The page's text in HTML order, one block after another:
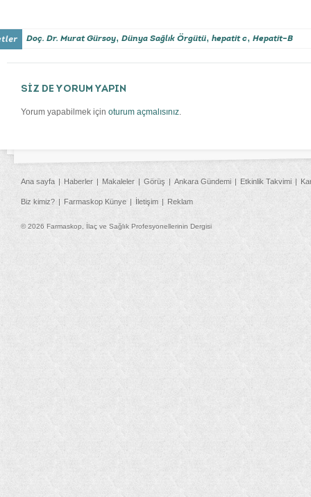
Doç. Dr. Murat Gürsoy, Dünya Sağlık Örgütü, hepatit c, Hepatit–B
SİZ DE YORUM YAPIN
Yorum yapabilmek için oturum açmalısınız.
Ana sayfa Haberler Makaleler Görüş Ankara Gündemi Etkinlik Takvimi
Biz kimiz? Farmaskop Künye İletişim Reklam
© 2026 Farmaskop, İlaç ve Sağlık Profesyonellerinin Dergisi